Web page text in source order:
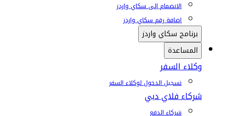
الانضمام إلى سكاي واردز
إضافة رقم سكاي واردز
برنامج سكاي واردز
المساعدة
وكلاء السفر
تسجيل الدخول لوكلاء السفر
شركاء فلاي دبي
شركاء الدفع